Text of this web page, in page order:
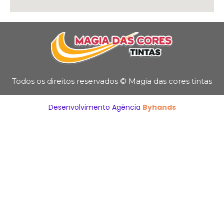
Todos os direitos reservados © Magia das cores tintas
Desenvolvimento Agência Byhands